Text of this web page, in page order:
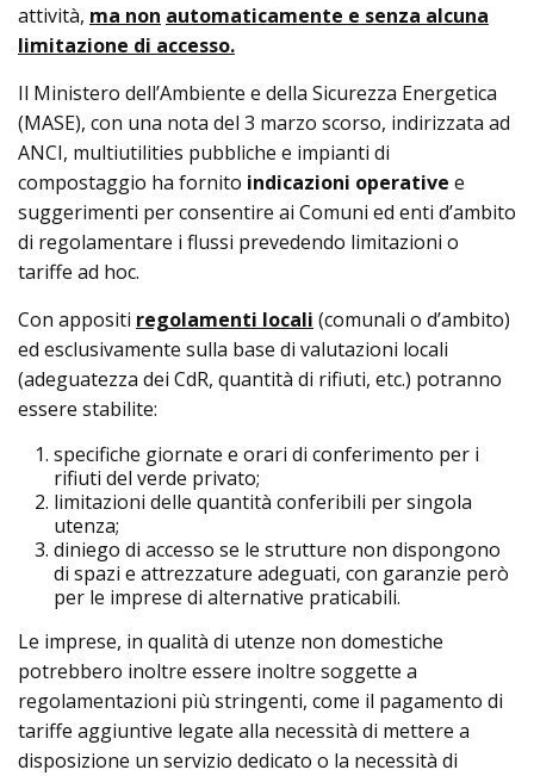
attività, ma non automaticamente e senza alcuna
limitazione di accesso.
Il Ministero dell’Ambiente e della Sicurezza Energetica
(MASE), con una nota del 3 marzo scorso, indirizzata ad
ANCI, multiutilities pubbliche e impianti di
compostaggio ha fornito indicazioni operative e
suggerimenti per consentire ai Comuni ed enti d’ambito
di regolamentare i flussi prevedendo limitazioni o
tariffe ad hoc.
Con appositi regolamenti locali (comunali o d’ambito)
ed esclusivamente sulla base di valutazioni locali
(adeguatezza dei CdR, quantità di rifiuti, etc.) potranno
essere stabilite:
specifiche giornate e orari di conferimento per i
rifiuti del verde privato;
limitazioni delle quantità conferibili per singola
utenza;
diniego di accesso se le strutture non dispongono
di spazi e attrezzature adeguati, con garanzie però
per le imprese di alternative praticabili.
Le imprese, in qualità di utenze non domestiche
potrebbero inoltre essere inoltre soggette a
regolamentazioni più stringenti, come il pagamento di
tariffe aggiuntive legate alla necessità di mettere a
disposizione un servizio dedicato o la necessità di